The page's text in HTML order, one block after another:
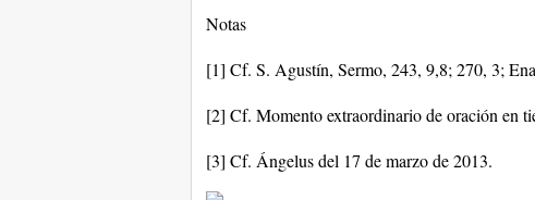
Notas
[1] Cf. S. Agustín, Sermo, 243, 9,8; 270, 3;
[2] Cf. Momento extraordinario de oración en
[3] Cf. Ángelus del 17 de marzo de 2013.